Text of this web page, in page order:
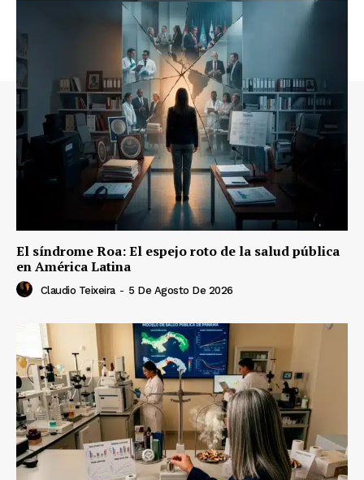
El síndrome Roa: El espejo roto de la salud pública
en América Latina
Claudio Teixeira - 5 De Agosto De 2026